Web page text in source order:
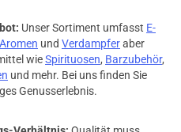
Unser Sortiment umfasst E-
Aromen und Verdampferaber
wieSpirituosen, Barzubehör,
und mehr. Bei uns finden Sie
Genusserlebnis.